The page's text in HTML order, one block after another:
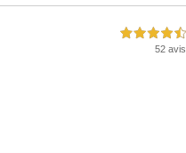
4,5 étoiles sur 5
52 avis